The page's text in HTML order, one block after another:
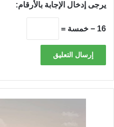
يرجى إدخال الإجابة بالأرقام:
16 − خمسة =